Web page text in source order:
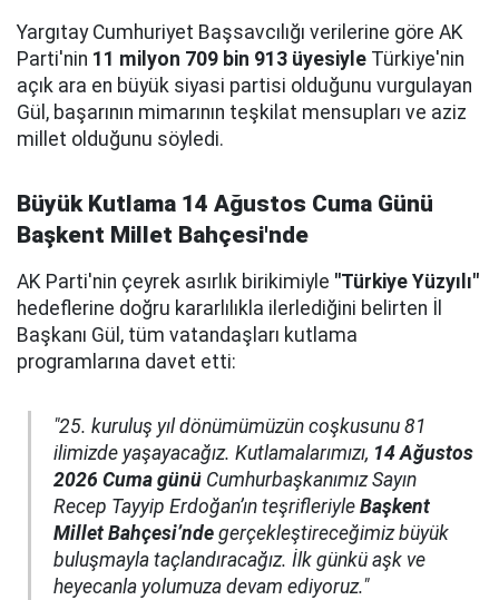
Yargıtay Cumhuriyet Başsavcılığı verilerine göre AK
Parti'nin 11 milyon 709 bin 913 üyesiyle Türkiye'nin
açık ara en büyük siyasi partisi olduğunu vurgulayan
Gül, başarının mimarının teşkilat mensupları ve aziz
millet olduğunu söyledi.
Büyük Kutlama 14 Ağustos Cuma Günü
Başkent Millet Bahçesi'nde
AK Parti'nin çeyrek asırlık birikimiyle "Türkiye Yüzyılı"
hedeflerine doğru kararlılıkla ilerlediğini belirten İl
Başkanı Gül, tüm vatandaşları kutlama
programlarına davet etti:
"25. kuruluş yıl dönümümüzün coşkusunu 81
ilimizde yaşayacağız. Kutlamalarımızı, 14 Ağustos
2026 Cuma günü Cumhurbaşkanımız Sayın
Recep Tayyip Erdoğan’ın teşrifleriyle Başkent
Millet Bahçesi’nde gerçekleştireceğimiz büyük
buluşmayla taçlandıracağız. İlk günkü aşk ve
heyecanla yolumuza devam ediyoruz."